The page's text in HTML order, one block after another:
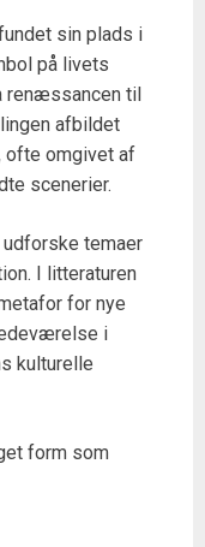
sin plads i
på livets
renæssancen til
afbildet
ofte omgivet af
scenerier.
udforske temaer
I litteraturen
for nye
i
kulturelle
form som